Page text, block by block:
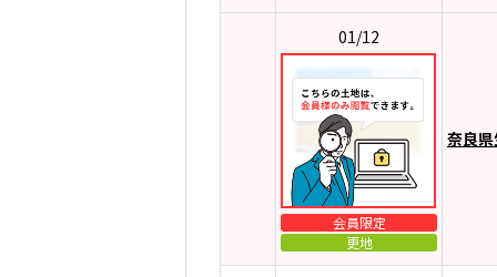
01/12
会員限定
更地
奈良